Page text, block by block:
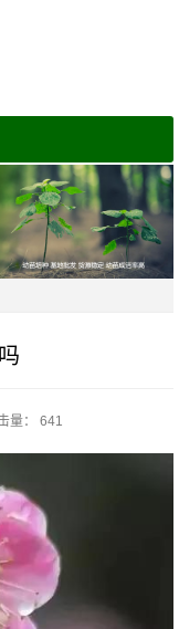
量： 641